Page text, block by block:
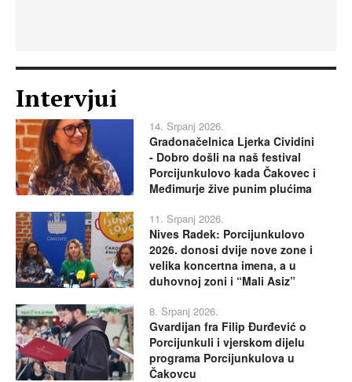
Intervjui
14. Srpanj 2026.
Gradonačelnica Ljerka Cividini
- Dobro došli na naš festival
Porcijunkulovo kada Čakovec i
Međimurje žive punim plućima
11. Srpanj 2026.
Nives Radek: Porcijunkulovo
2026. donosi dvije nove zone i
velika koncertna imena, a u
duhovnoj zoni i “Mali Asiz”
8. Srpanj 2026.
Gvardijan fra Filip Đurđević o
Porcijunkuli i vjerskom dijelu
programa Porcijunkulova u
Čakovcu